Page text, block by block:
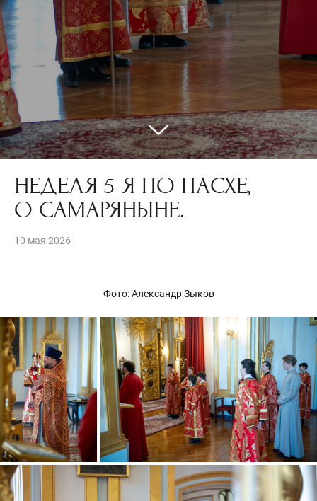
НЕДЕЛЯ 5-Я ПО ПАСХЕ,
О САМАРЯНЫНЕ.
10 мая 2026
Фото: Александр Зыков